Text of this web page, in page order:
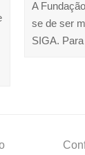
A
se de ser
SIGA.